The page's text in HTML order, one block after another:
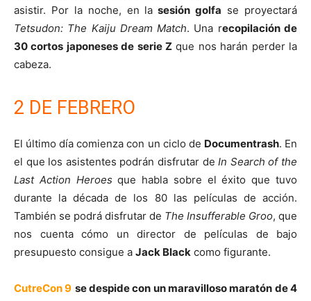
asistir. Por la noche, en la sesión golfa se proyectará
Tetsudon: The Kaiju Dream Match. Una recopilación de
30 cortos japoneses de serie Z que nos harán perder la
cabeza.
2 DE FEBRERO
El último día comienza con un ciclo de Documentrash. En
el que los asistentes podrán disfrutar deIn Search of the
Last Action Heroes que habla sobre el éxito que tuvo
durante la década de los 80 las películas de acción.
También se podrá disfrutar de The Insufferable Groo, que
nos cuenta cómo un director de películas de bajo
presupuesto consigue a Jack Black como figurante.
CutreCon 9 se despide con un maravilloso maratón de 4